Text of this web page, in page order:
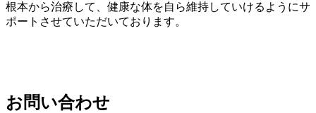
根本から治療して、健康な体を自ら維持していけるようにサ
ポートさせていただいております。
お問い合わせ